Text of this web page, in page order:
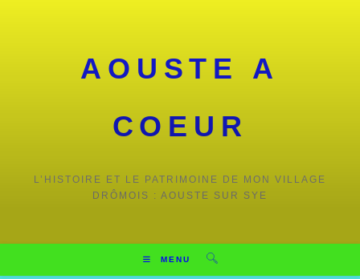
AOUSTE A
COEUR
L’HISTOIRE ET LE PATRIMOINE DE MON VILLAGE
DRÔMOIS : AOUSTE SUR SYE
MENU